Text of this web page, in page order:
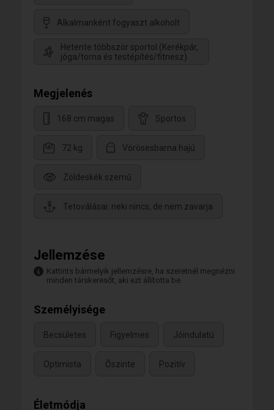
Alkalmanként fogyaszt alkoholt
Hetente többször sportol (Kerékpár,
jóga/torna és testépítés/fitnesz)
Megjelenés
168 cm magas Sportos
72 kg Vörösesbarna hajú
Zöldeskék szemű
Tetoválásai: neki nincs, de nem zavarja
Jellemzése
Kattints bármelyik jellemzésre, ha szeretnél megnézni
minden társkeresőt, aki ezt állította be.
Személyisége
Becsületes Figyelmes Jóindulatú
Optimista Őszinte Pozitív
Életmódja